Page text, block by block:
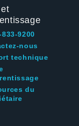
833-9200
nous
technique
du